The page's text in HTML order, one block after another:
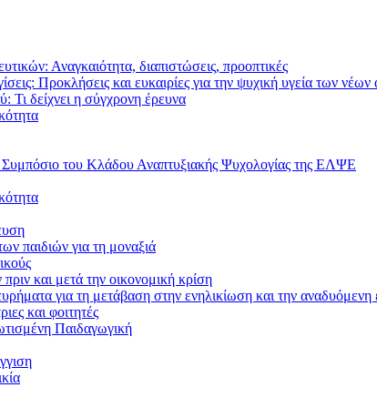
Αναγκαιότητα, διαπιστώσεις, προοπτικές
Προκλήσεις και ευκαιρίες για την ψυχική υγεία των
Τι δείχνει η σύγχρονη έρευνα
του Κλάδου Αναπτυξιακής Ψυχολογίας της ΕΛΨΕ
παιδιών για τη μοναξιά
και μετά την οικονομική κρίση
για τη μετάβαση στην ενηλικίωση και την αναδυόμενη
και φοιτητές
Παιδαγωγική